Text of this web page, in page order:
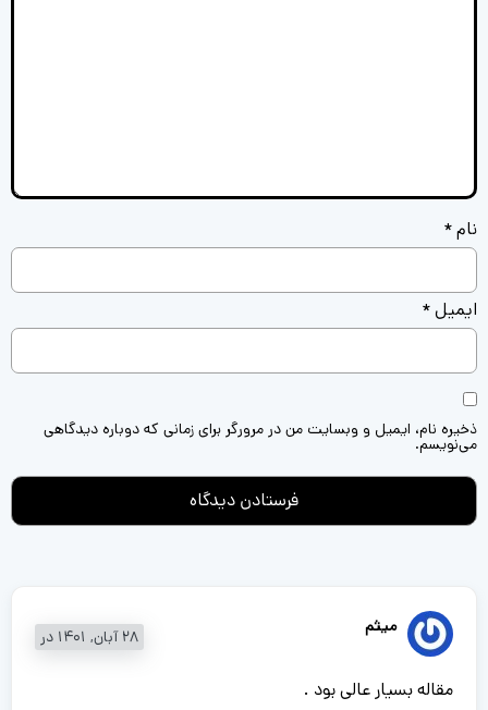
میثم
28 آبان, 1401 در
مقاله بسیار عالی بود .
نام*
ایمیل*
ذخیره نام، ایمیل و وبسایت من در مرورگر برای زمانی که دوباره دیدگاهی
می‌نویسم.